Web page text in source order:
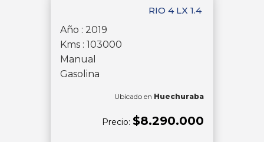
RIO 4 LX 1.4
Año : 2019
Kms : 103000
Manual
Gasolina
Ubicado en Huechuraba
Precio: $8.290.000